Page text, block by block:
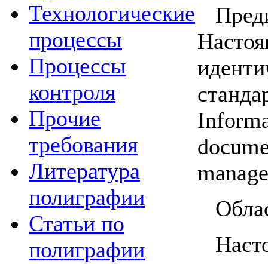
Технологические
процессы
Процессы
контроля
Прочие
требования
Литература
полиграфии
Статьи по
полиграфии